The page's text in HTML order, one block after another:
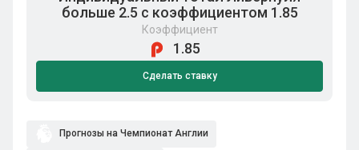
больше 2.5 с коэффициентом 1.85
Коэффициент
1.85
Сделать ставку
Прогнозы на Чемпионат Англии